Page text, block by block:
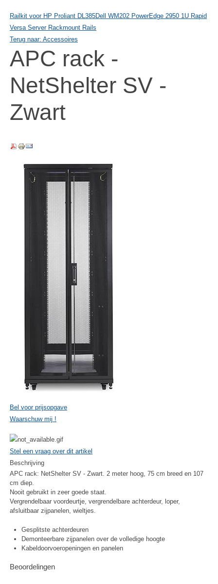
Railkit voor HP Proliant DL385Dell WM202 PowerEdge 2950 1U Rapid
Versa Server Rackmount Rails
Terug naar: Accessoires
APC rack -
NetShelter SV -
Zwart
Bel voor prijsopgave
Waarschuw mij !
Stel een vraag over dit artikel
Beschrijving
APC rack: NetShelter SV - Zwart. 2 meter hoog, 75 cm breed en 107
cm diep.
Nooit gebruikt in zeer goede staat.
Vergrendelbaar voordeurtje, vergrendelbare achterdeur, loper,
afsluitbaar zijpanelen, wieltjes.
Gesplitste achterdeuren
Demonteerbare zijpanelen over de volledige hoogte
Kabeldoorvoeropeningen en panelen
Beoordelingen